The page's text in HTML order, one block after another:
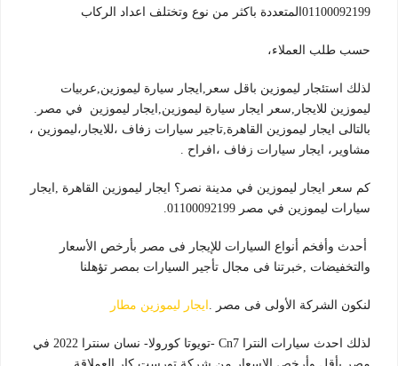
01100092199المتعددة باكثر من نوع وتختلف اعداد الركاب
حسب طلب العملاء،
لذلك استئجار ليموزين باقل سعر, ايجار سيارة ليموزين,عربيات
ليموزين للايجار,سعر ايجار سيارة ليموزين,ايجار ليموزين في مصر.
بالتالى ايجار ليموزين القاهرة,تاجير سيارات زفاف ،للايجار،ليموزين ،
مشاوير، ايجار سيارات زفاف ،افراح .
كم سعر ايجار ليموزين في مدينة نصر؟ ايجار ليموزين القاهرة ,ايجار
سيارات ليموزين في مصر 01100092199.
أحدث وأفخم أنواع السيارات للإيجار فى مصر بأرخص الأسعار
والتخفيضات ,خبرتنا فى مجال تأجير السيارات بمصر تؤهلنا
لنكون الشركة الأولى فى مصر . ايجار ليموزين مطار
لذلك احدث سيارات النترا Cn7 -تويوتا كورولا- نسان سنترا 2022 في